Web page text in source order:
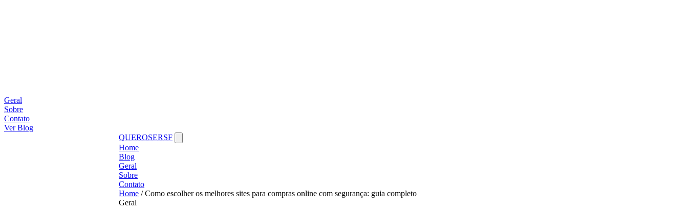
Geral
Sobre
Contato
Ver Blog
QUEROSERSF
Home
Blog
Geral
Sobre
Contato
Home / Como escolher os melhores sites para compras online com segurança: guia completo
Geral